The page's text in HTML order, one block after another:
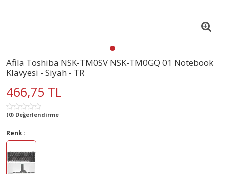
Afila Toshiba NSK-TM0SV NSK-TM0GQ 01 Notebook
Klavyesi - Siyah - TR
466,75 TL
(0) Değerlendirme
Renk :